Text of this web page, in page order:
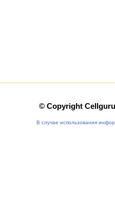
© Copyright
В случае использования